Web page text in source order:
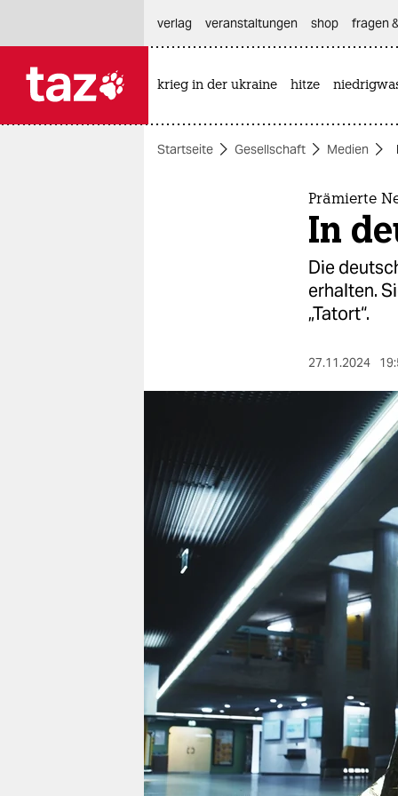
themen
berlin
wahrheit
verlag
verlag
veranstaltungen
fragen & hilfe
unterstützen
abo
genossenschaft
verlag
veranstaltungen shop fragen
krieg in der ukraine hitze
Startseite Gesellschaft Medien
Prämierte
In
Die
erhalten.
„Tatort“.
27.11.2024